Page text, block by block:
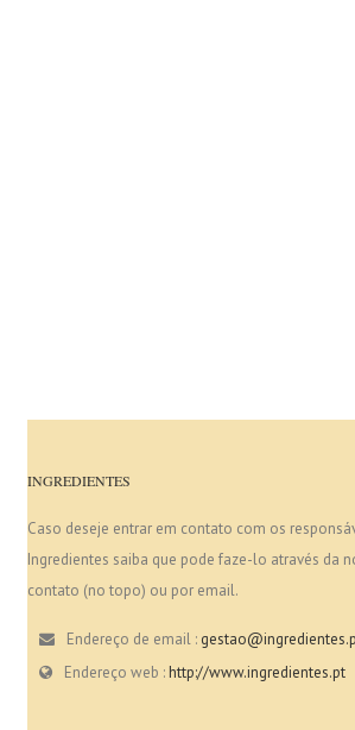
INGREDIENTES
Caso deseje entrar em contato com os
Ingredientes saiba que pode faze-lo através da
contato (no topo) ou por email.
Endereço de email :
Endereço web :http://www.ingredientes.pt